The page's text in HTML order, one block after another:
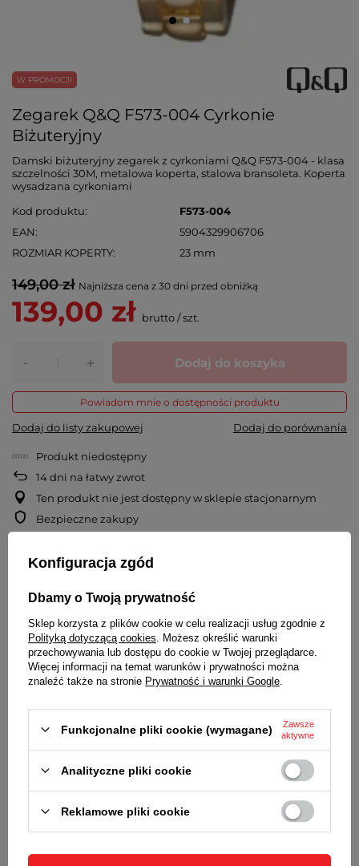
W PROMOCJI
Zegarek Q&Q F573-004 Cyrkonie
Biżuteryjny
Damski biżuteryjny zegarek z cyrkoniami Q&Q F573-004 - klasa
szczelności 30M, metalowa koperta, stalowa bransoleta. Koperta
wysadzana cyrkoniami
Kod produktu
F573-004
EAN
5904329906706
ROZMIAR KOPERTY
23 mm
149,00 zł Najniższa cena z 30 dni przed obniżką
139,00 zł brutto/szt.
- + Dodaj do koszyka
Powiadom mnie o dostępności produktu
Dodaj do listy zakupowej Dodaj do porównania
Produkt niedostępny
14dni na łatwy zwrot
Ten produkt nie jest dostępny w sklepie stacjonarnym
Bezpieczne zakupy
Odroczone płatności. Kup teraz, zapłać za 30 dni, jeżeli nie
zwrócisz
OPIS
DANE TECHNICZNE:
Klasa szczelności WR / 30M - odporny na
zachlapania
SZKIEŁKO
Płaskie
MINERAL GLASS
zarysowania
Konfiguracja zgód
Dbamy o Twoją prywatność
Sklep korzysta z plików cookie w celu realizacji usług zgodnie z
Polityką dotyczącą cookies . Możesz określić warunki
przechowywania lub dostępu do cookie w Twojej przeglądarce.
Więcej informacji na temat warunków i prywatności można
znaleźć także na stronie Prywatność i warunki Google
Funkcjonalne pliki cookie (wymagane)
Zawsze
aktywne
Analityczne pliki cookie
Reklamowe pliki cookie